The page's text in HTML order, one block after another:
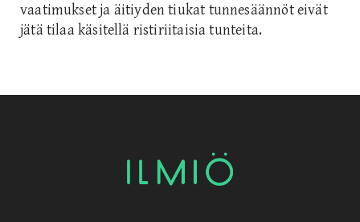
vaatimukset ja äitiyden tiukat tunnesäännöt eivät
jätä tilaa käsitellä ristiriitaisia tunteita.